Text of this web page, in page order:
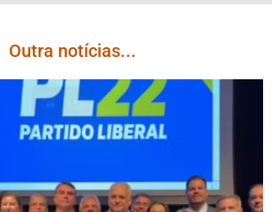
Outra notícias...